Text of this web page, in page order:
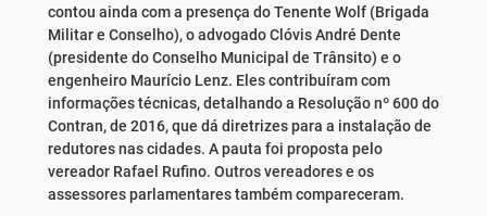
contou ainda com a presença do Tenente Wolf (Brigada
Militar e Conselho), o advogado Clóvis André Dente
(presidente do Conselho Municipal de Trânsito) e o
engenheiro Maurício Lenz. Eles contribuíram com
informações técnicas, detalhando a Resolução nº 600 do
Contran, de 2016, que dá diretrizes para a instalação de
redutores nas cidades. A pauta foi proposta pelo
vereador Rafael Rufino. Outros vereadores e os
assessores parlamentares também compareceram.